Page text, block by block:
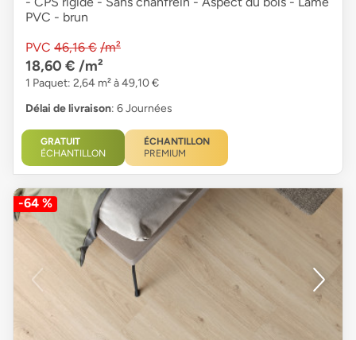
PVC - brun
PVC 46,16 € /m²
18,60 € /m²
1 Paquet: 2,64 m² à 49,10 €
Délai de livraison: 6 Journées
GRATUIT
ÉCHANTILLON
ÉCHANTILLON
PREMIUM
-64 %